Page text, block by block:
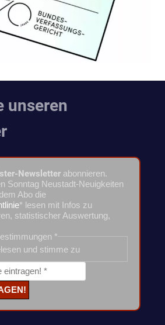
unseren
Newsletter abonnieren.
Sonntag Neustadt-Neuigkeiten
Abo die
* lesen mit Infos zu
statistischer Auswertung,
*
und stimme zu